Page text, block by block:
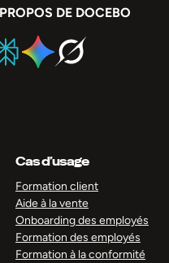
DE DOCEBO
Cas d’usage
Formation client
Aide à la vente
Onboarding des employés
Formation des employés
Formation à la conformité